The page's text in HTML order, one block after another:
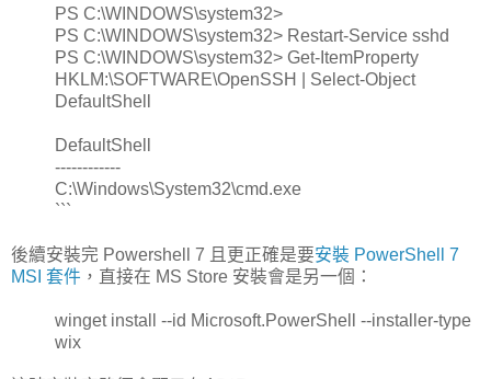
PS C:\WINDOWS\system32>
PS C:\WINDOWS\system32> Restart-Service sshd
PS C:\WINDOWS\system32> Get-ItemProperty
HKLM:\SOFTWARE\OpenSSH | Select-Object
DefaultShell
DefaultShell
------------
C:\Windows\System32\cmd.exe
```
後續安裝完 Powershell 7 且更正確是要安裝 PowerShell 7
MSI 套件 ，直接在 MS Store 安裝會是另一個：
winget install --id Microsoft.PowerShell --installer-type
wix